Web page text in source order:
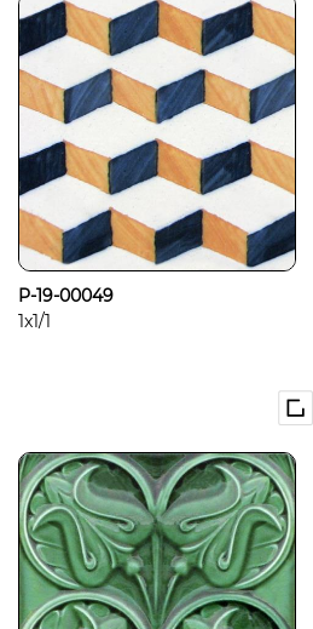
P-19-00049
1x1/1